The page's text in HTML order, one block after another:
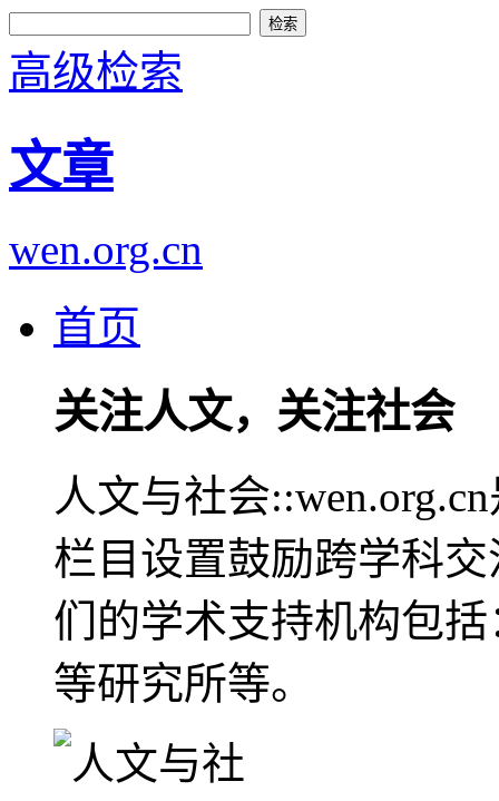
高级检索
文章
wen.org.cn
首页
关注人文，关注社会
人文与社会
栏目设置鼓励跨学科
们的学术支持机构包
等研究所等。